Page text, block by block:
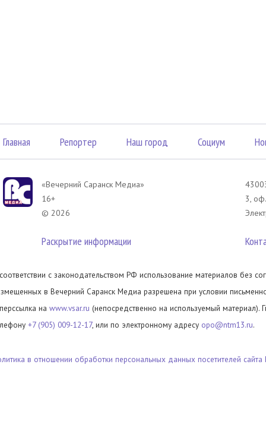
Главная Репортер Наш город Социум
«Вечерний Саранск Mедиа»
16+
© 2026
Раскрытие информации
3,
с законодательством РФ использование материалов без
в Вечерний Саранск Медиа разрешена при условии
на www.vsar.ru (непосредственно на используемый материал).
+7 (905) 009-12-17, или по электронному адресу opo@ntm13.ru.
в отношении обработки персональных данных посетителей